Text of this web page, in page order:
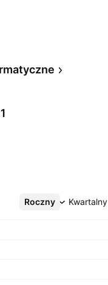
Roczny Kwartalny
Więcej